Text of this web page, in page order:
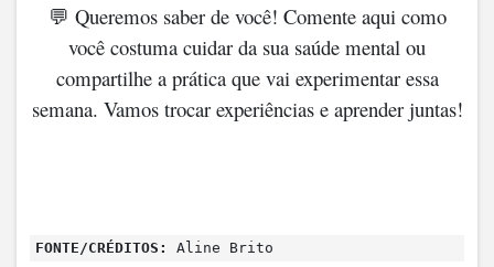
💬 Queremos saber de você! Comente aqui como
você costuma cuidar da sua saúde mental ou
compartilhe a prática que vai experimentar essa
semana. Vamos trocar experiências e aprender juntas!
FONTE/CRÉDITOS: Aline Brito